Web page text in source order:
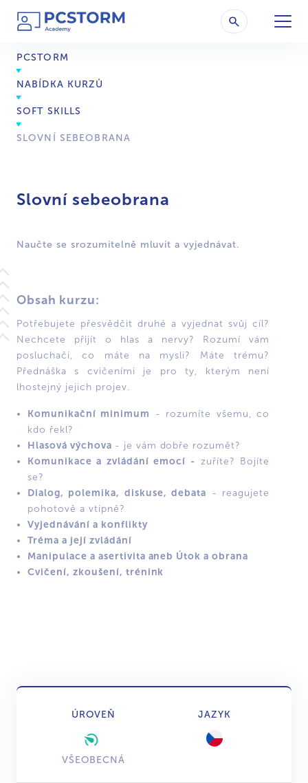
PCSTORM
NABÍDKA KURZŮ
SOFT SKILLS
SLOVNÍ SEBEOBRANA
Slovní sebeobrana
Naučte se srozumitelně mluvit a vyjednávat.
Obsah kurzu:
Potřebujete přesvědčit druhé a vyjednat svůj cíl?
Nechcete přijít o hlas a nervy? Rozumí vám
posluchači, co máte na mysli? Máte trému?
Přednáška s cvičeními je pro ty, kterým není
lhostejný jejich projev.
Komunikační minimum
- rozumíte všemu, co
kdo řekl?
Hlasová výchova - je vám dobře rozumět?
Komunikace a zvládání emocí - zuříte? Bojíte
se?
Dialog, polemika, diskuse, debata - reagujete
pohotově a vtipně?
Vyjednávání a konflikty
Tréma a její zvládání
Manipulace a asertivita aneb Útok a obrana
Cvičení, zkoušení, trénink
ÚROVEŇ
VŠEOBECNÁ
JAZYK